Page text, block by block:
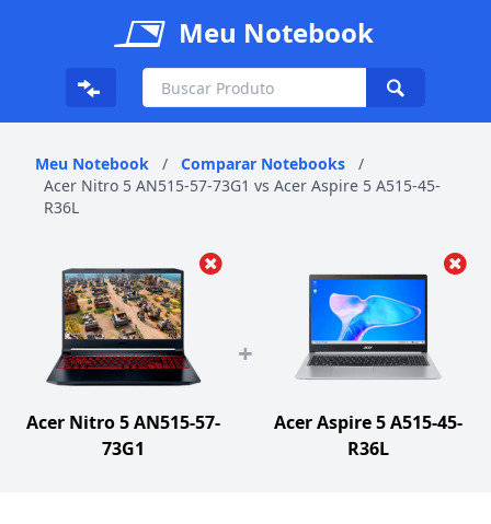
Meu Notebook
Meu Notebook / Comparar Notebooks
/
Acer Nitro 5 AN515-57-73G1 vs Acer Aspire 5 A515-45-
R36L
Acer Nitro 5 AN515-57-
73G1
+
Acer Aspire 5 A515-45-
R36L